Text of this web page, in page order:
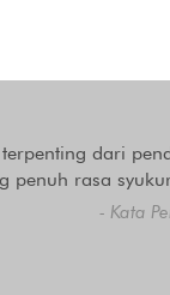
dari
penuh rasa
- Kata